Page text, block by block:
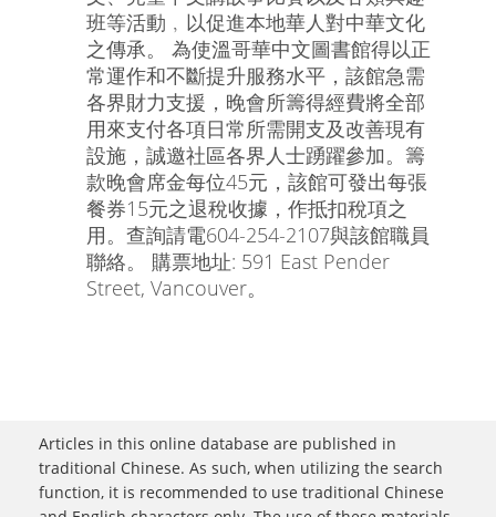
班等活動﹐以促進本地華人對中華文化
之傳承。 為使溫哥華中文圖書館得以正
常運作和不斷提升服務水平，該館急需
各界財力支援，晚會所籌得經費將全部
用來支付各項日常所需開支及改善現有
設施，誠邀社區各界人士踴躍參加。籌
款晚會席金每位45元，該館可發出每張
餐券15元之退稅收據，作抵扣稅項之
用。查詢請電604-254-2107與該館職員
聯絡。 購票地址: 591 East Pender
Street, Vancouver。
Articles in this online database are published in
traditional Chinese. As such, when utilizing the search
function, it is recommended to use traditional Chinese